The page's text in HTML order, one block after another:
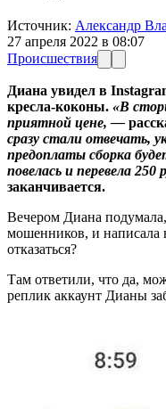
Источник: Александр
27 апреля 2022 в 08:07
Происшествия
Диана увидел в
кресла-коконы. «В
приятной цене, —
сразу стали отвечать,
предоплаты сборка
повелась и перевела 250
заканчивается.
Вечером Диана
мошенников, и написала
отказаться?
Там ответили, что да,
реплик аккаунт Дианы